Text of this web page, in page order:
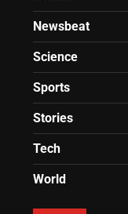
Newsbeat
Science
Sports
Stories
Tech
World